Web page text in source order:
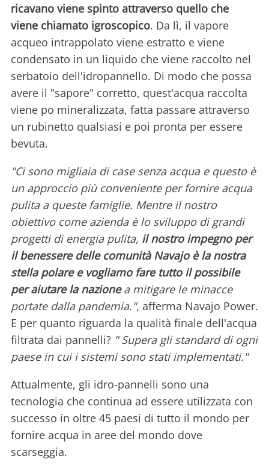
ricavano viene spinto attraverso quello che
viene chiamato igroscopico. Da lì, il vapore
acqueo intrappolato viene estratto e viene
condensato in un liquido che viene raccolto nel
serbatoio dell'idropannello. Di modo che possa
avere il "sapore" corretto, quest'acqua raccolta
viene po mineralizzata, fatta passare attraverso
un rubinetto qualsiasi e poi pronta per essere
bevuta.
"Ci sono migliaia di case senza acqua e questo è
un approccio più conveniente per fornire acqua
pulita a queste famiglie. Mentre il nostro
obiettivo come azienda è lo sviluppo di grandi
progetti di energia pulita, il nostro impegno per
il benessere delle comunità Navajo è la nostra
stella polare e vogliamo fare tutto il possibile
per aiutare la nazionea mitigare le minacce
portate dalla pandemia.", afferma Navajo Power.
E per quanto riguarda la qualità finale dell'acqua
filtrata dai pannelli? " Supera gli standard di ogni
paese in cui i sistemi sono stati implementati."
Attualmente, gli idro-pannelli sono una
tecnologia che continua ad essere utilizzata con
successo in oltre 45 paesi di tutto il mondo per
fornire acqua in aree del mondo dove
scarseggia.